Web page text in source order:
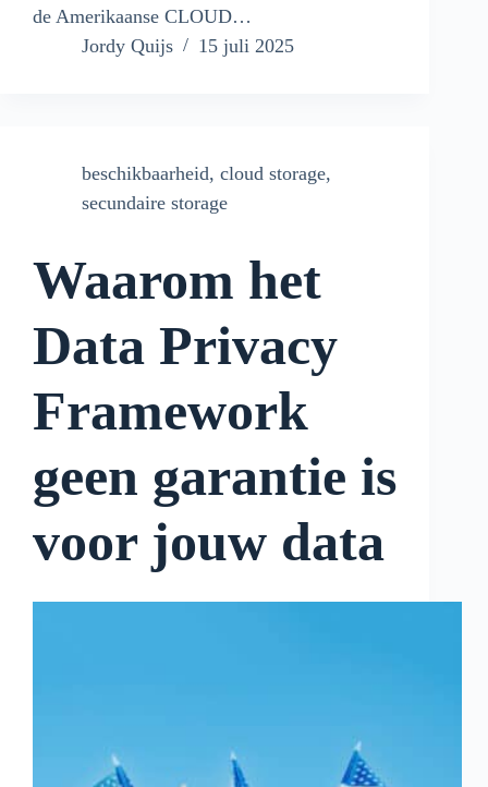
de Amerikaanse CLOUD…
Jordy Quijs
15 juli 2025
beschikbaarheid, cloud storage,
secundaire storage
Waarom het
Data Privacy
Framework
geen garantie is
voor jouw data